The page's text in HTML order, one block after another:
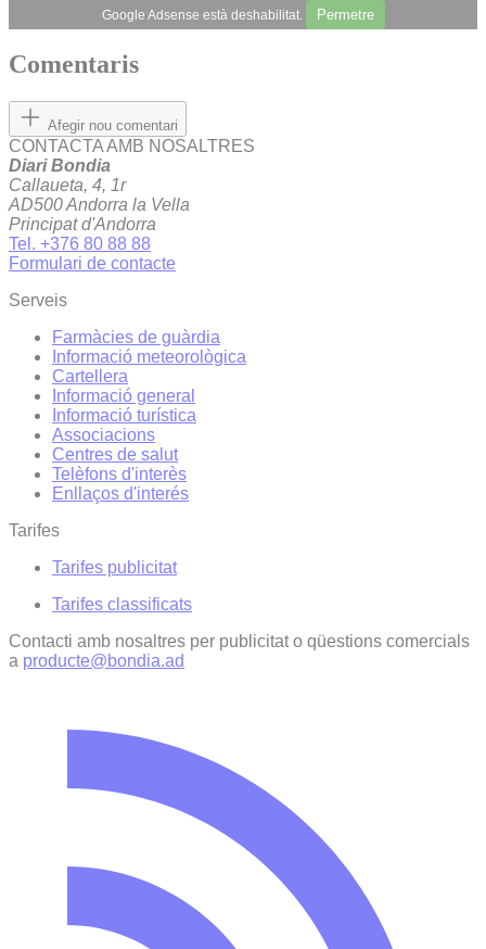
Google Adsense està deshabilitat. Permetre
Comentaris
Afegir nou comentari
CONTACTA AMB NOSALTRES
Diari Bondia
Callaueta, 4, 1r
AD500 Andorra la Vella
Principat d'Andorra
Tel. +376 80 88 88
Formulari de contacte
Serveis
Farmàcies de guàrdia
Informació meteorològica
Cartellera
Informació general
Informació turística
Associacions
Centres de salut
Telèfons d'interès
Enllaços d'interés
Tarifes
Tarifes publicitat
Tarifes classificats
Contacti amb nosaltres per publicitat o qüestions comercials
a producte@bondia.ad